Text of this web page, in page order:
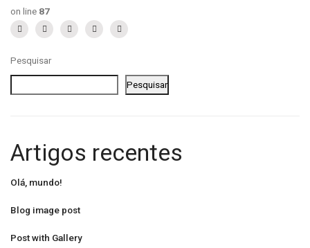
on line 87
Pesquisar
Pesquisar
Artigos recentes
Olá, mundo!
Blog image post
Post with Gallery